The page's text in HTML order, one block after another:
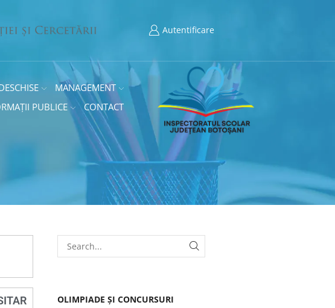
Autentificare
MANAGEMENT
PUBLICE CONTACT
OLIMPIADE ȘI CONCURSURI